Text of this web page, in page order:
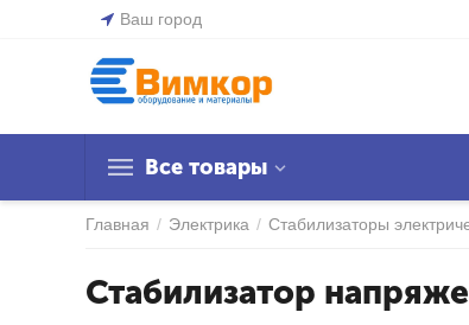
Ваш город
Все товары
Главная / Электрика / Стабилизаторы
Стабилизатор